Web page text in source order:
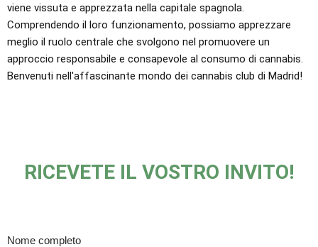
viene vissuta e apprezzata nella capitale spagnola.
Comprendendo il loro funzionamento, possiamo apprezzare
meglio il ruolo centrale che svolgono nel promuovere un
approccio responsabile e consapevole al consumo di cannabis.
Benvenuti nell'affascinante mondo dei cannabis club di Madrid!
RICEVETE IL VOSTRO INVITO!
Nome completo